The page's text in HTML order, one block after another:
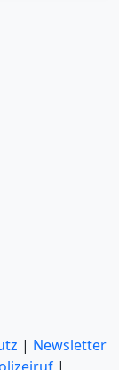
| Newsletter